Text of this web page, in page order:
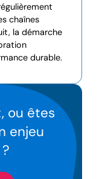
ou êtes
enjeu
chaînes
la démarche
durable.